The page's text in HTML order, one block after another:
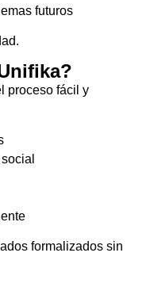
futuros
proceso fácil y
formalizados sin